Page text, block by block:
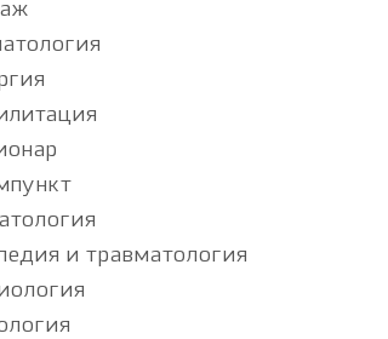
и травматология